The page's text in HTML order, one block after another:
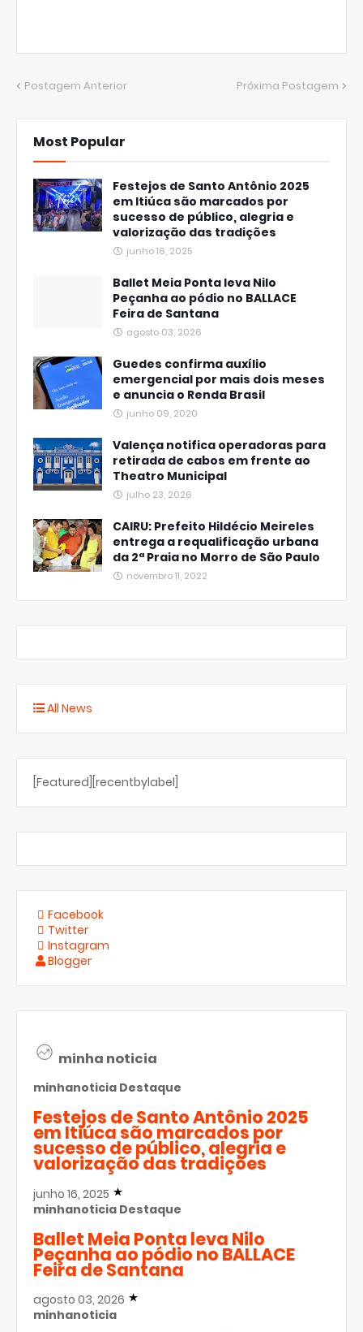
Postagem Anterior Próxima Postagem
Most Popular
Festejos de Santo Antônio 2025
em Itiúca são marcados por
sucesso de público, alegria e
valorização das tradições
junho 16, 2025
Ballet Meia Ponta leva Nilo
Peçanha ao pódio no BALLACE
Feira de Santana
agosto 03, 2026
Guedes confirma auxílio
emergencial por mais dois meses
e anuncia o Renda Brasil
junho 09, 2020
Valença notifica operadoras para
retirada de cabos em frente ao
Theatro Municipal
julho 23, 2026
CAIRU: Prefeito Hildécio Meireles
entrega a requalificação urbana
da 2ª Praia no Morro de São Paulo
novembro 11, 2022
All News
[Featured][recentbylabel]
Facebook
Twitter
Instagram
Blogger
minha noticia
minhanoticia Destaque
Festejos de Santo Antônio 2025
em Itiúca são marcados por
sucesso de público, alegria e
valorização das tradições
junho 16, 2025
minhanoticia Destaque
Ballet Meia Ponta leva Nilo
Peçanha ao pódio no BALLACE
Feira de Santana
agosto 03, 2026
minhanoticia